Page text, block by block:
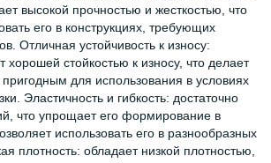
высокой прочностью и жесткостью, что
его в конструкциях, требующих
Отличная устойчивость к износу:
хорошей стойкостью к износу, что делает
для использования в условиях
Эластичность и гибкость: достаточно
что упрощает его формирование в
использовать его в разнообразных
плотность: обладает низкой плотностью,